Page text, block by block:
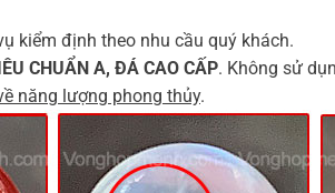
kiểm định theo nhu cầu quý khách.
CHUẨN A, ĐÁ CAO CẤP. Không sử
năng lượng phong thủy.